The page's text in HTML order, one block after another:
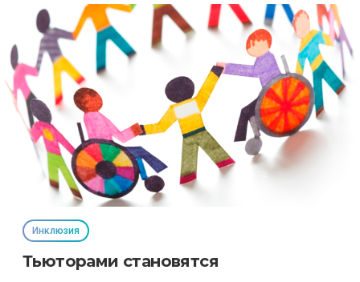
Инклюзия
Тьюторами становятся